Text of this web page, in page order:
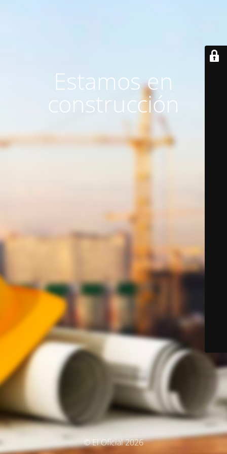
Estamos en
construcción
© El Oficial 2026